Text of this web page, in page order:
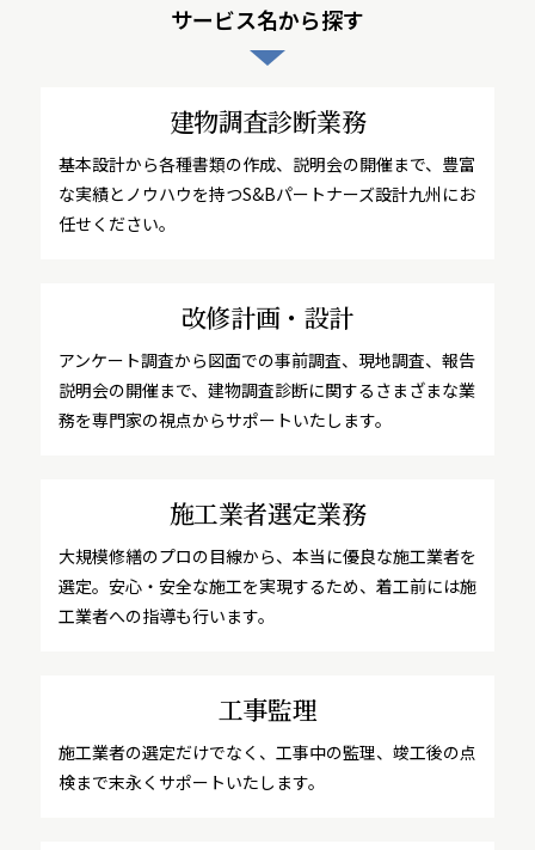
サービス名から探す
建物調査診断業務
基本設計から各種書類の作成、説明会の開催まで、豊富
な実績とノウハウを持つS&Bパートナーズ設計九州にお
任せください。
改修計画・設計
アンケート調査から図面での事前調査、現地調査、報告
説明会の開催まで、建物調査診断に関するさまざまな業
務を専門家の視点からサポートいたします。
施工業者選定業務
大規模修繕のプロの目線から、本当に優良な施工業者を
選定。安心・安全な施工を実現するため、着工前には施
工業者への指導も行います。
工事監理
施工業者の選定だけでなく、工事中の監理、竣工後の点
検まで末永くサポートいたします。